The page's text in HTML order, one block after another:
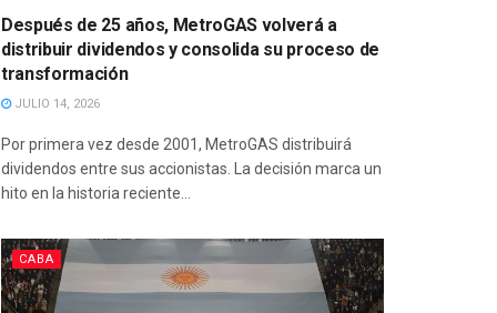
Después de 25 años, MetroGAS volverá a
distribuir dividendos y consolida su proceso de
transformación
JULIO 14, 2026
Por primera vez desde 2001, MetroGAS distribuirá
dividendos entre sus accionistas. La decisión marca un
hito en la historia reciente...
CABA